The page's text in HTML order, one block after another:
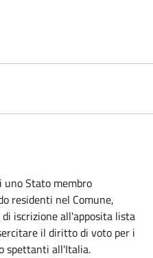
Stato membro
residenti nel Comune,
iscrizione all'apposita lista
il diritto di voto per i
spettanti all'Italia.